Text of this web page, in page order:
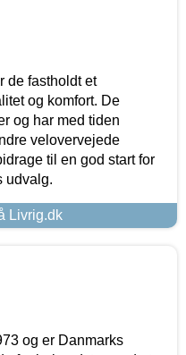
de fastholdt et
og komfort. De
og har med tiden
velovervejede
til en god start for
udvalg.
Livrig.dk
og er Danmarks